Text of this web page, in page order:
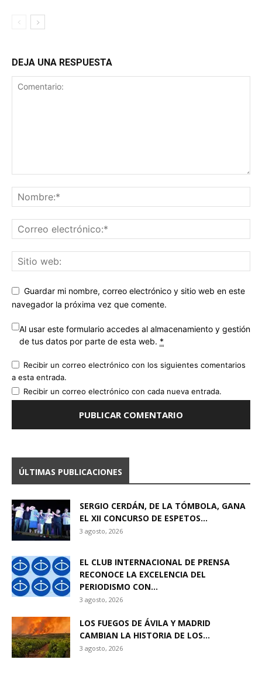
DEJA UNA RESPUESTA
Guardar mi nombre, correo electrónico y sitio web en este
navegador la próxima vez que comente.
Al usar este formulario accedes al almacenamiento y gestión
de tus datos por parte de esta web. *
Recibir un correo electrónico con los siguientes comentarios
a esta entrada.
Recibir un correo electrónico con cada nueva entrada.
ÚLTIMAS PUBLICACIONES
SERGIO CERDÁN, DE LA TÓMBOLA, GANA
EL XII CONCURSO DE ESPETOS...
3 agosto, 2026
EL CLUB INTERNACIONAL DE PRENSA
RECONOCE LA EXCELENCIA DEL
PERIODISMO CON...
3 agosto, 2026
LOS FUEGOS DE ÁVILA Y MADRID
CAMBIAN LA HISTORIA DE LOS...
3 agosto, 2026